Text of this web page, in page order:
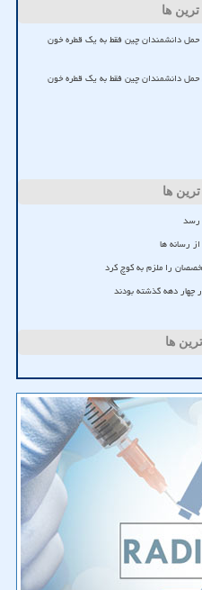
ترین ها
دستگاه قابل حمل دانشمندان چین فقط به یک قطره خون
دستگاه قابل حمل دانشمندان چین فقط به یک قطره خون
ها
رسد
رسانه ها
را ملزم به کوچ کرد
چهار دهه گذشته بودند
ها